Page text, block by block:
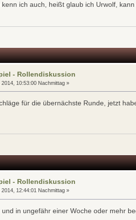
ich auch, heißt glaub ich Urwolf,
- Rollendiskussion
2014, 10:53:00 Nachmittag »
für die übernächste Runde, jetzt
- Rollendiskussion
2014, 12:44:01 Nachmittag »
in ungefähr einer Woche oder mehr